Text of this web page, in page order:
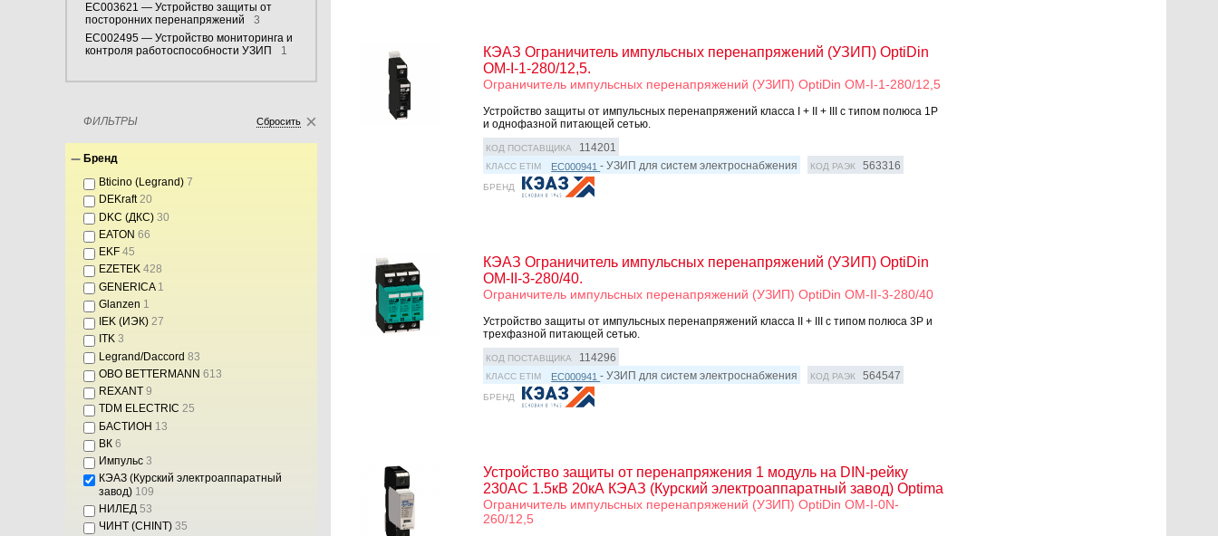
EC003621 — Устройство защиты от
посторонних перенапряжений
3
EC002495 — Устройство мониторинга и
контроля работоспособности УЗИП
1
ФИЛЬТРЫ Сбросить
Бренд
Bticino (Legrand) 7
DEKraft20
DKC (ДКС) 30
EATON 66
EKF 45
EZETEK 428
GENERICA 1
Glanzen 1
IEK (ИЭК) 27
ITK 3
Legrand/Daccord 83
OBO BETTERMANN 613
REXANT 9
TDM ELECTRIC 25
БАСТИОН 13
ВК 6
Импульс 3
КЭАЗ (Курский электроаппаратный
завод) 109
НИЛЕД 53
ЧИНТ (CHINT) 35
КЭАЗ Ограничитель импульсных перенапряжений (УЗИП) OptiDin
OM-I-1-280/12,5.
Ограничитель импульсных перенапряжений (УЗИП) OptiDin OM-I-1-280/12,5
Устройство защиты от импульсных перенапряжений класса I + II + III с типом полюса 1P
и однофазной питающей сетью.
КОД ПОСТАВЩИКА 114201
КЛАСС ETIM EC000941- УЗИП для систем электроснабжения КОД РАЭК 563316
БРЕНД
КЭАЗ Ограничитель импульсных перенапряжений (УЗИП) OptiDin
OM-II-3-280/40.
Ограничитель импульсных перенапряжений (УЗИП) OptiDin OM-II-3-280/40
Устройство защиты от импульсных перенапряжений класса II + III с типом полюса 3P и
трехфазной питающей сетью.
КОД ПОСТАВЩИКА 114296
КЛАСС ETIM EC000941- УЗИП для систем электроснабжения КОД РАЭК 564547
БРЕНД
Устройство защиты от перенапряжения 1 модуль на DIN-рейку
230AC 1.5кВ 20кА КЭАЗ (Курский электроаппаратный завод) Optima
Ограничитель импульсных перенапряжений (УЗИП) OptiDin OM-I-0N-
260/12,5